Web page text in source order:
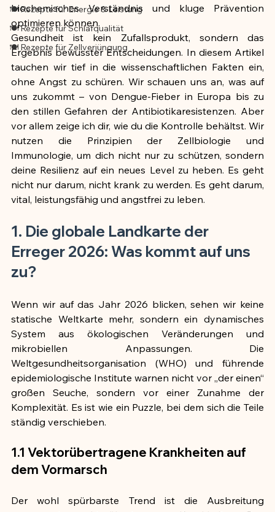
🍽️ Rezepte für Energie & Leistung
🍽️ Rezepte für Schlafqualität
🍽️ Rezepte für Zellverjüngung
biochemisches Verständnis und kluge Prävention
optimieren können.
Gesundheit ist kein Zufallsprodukt, sondern das
Ergebnis bewusster Entscheidungen. In diesem Artikel
tauchen wir tief in die wissenschaftlichen Fakten ein,
ohne Angst zu schüren. Wir schauen uns an, was auf
uns zukommt – von Dengue-Fieber in Europa bis zu
den stillen Gefahren der Antibiotikaresistenzen. Aber
vor allem zeige ich dir, wie du die Kontrolle behältst. Wir
nutzen die Prinzipien der Zellbiologie und
Immunologie, um dich nicht nur zu schützen, sondern
deine Resilienz auf ein neues Level zu heben. Es geht
nicht nur darum, nicht krank zu werden. Es geht darum,
vital, leistungsfähig und angstfrei zu leben.
1. Die globale Landkarte der
Erreger 2026: Was kommt auf uns
zu?
Wenn wir auf das Jahr 2026 blicken, sehen wir keine
statische Weltkarte mehr, sondern ein dynamisches
System aus ökologischen Veränderungen und
mikrobiellen Anpassungen. Die
Weltgesundheitsorganisation (WHO) und führende
epidemiologische Institute warnen nicht vor „der einen“
großen Seuche, sondern vor einer Zunahme der
Komplexität. Es ist wie ein Puzzle, bei dem sich die Teile
ständig verschieben.
1.1 Vektorübertragene Krankheiten auf
dem Vormarsch
Der wohl spürbarste Trend ist die Ausbreitung